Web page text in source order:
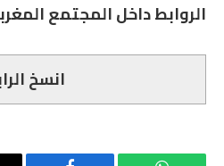
الروابط داخل المجتمع
انسخ